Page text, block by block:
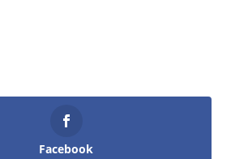
Facebook